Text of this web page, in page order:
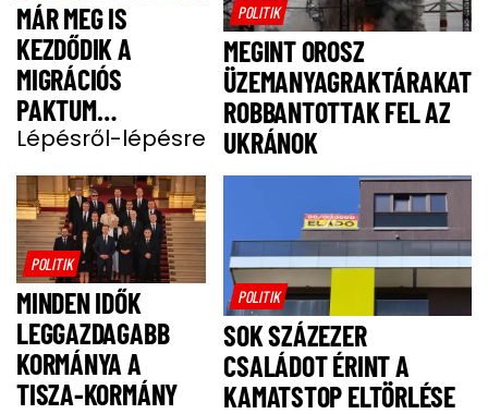
MÁR MEG IS
KEZDŐDIK A
MIGRÁCIÓS
PAKTUM
BEVEZETÉSE
Lépésről-lépésre
POLITIK
MEGINT OROSZ
ÜZEMANYAGRAKTÁRAKAT
ROBBANTOTTAK FEL AZ
UKRÁNOK
POLITIK
MINDEN IDŐK
LEGGAZDAGABB
KORMÁNYA A
TISZA-KORMÁNY
POLITIK
SOK SZÁZEZER
CSALÁDOT ÉRINT A
KAMATSTOP ELTÖRLÉSE